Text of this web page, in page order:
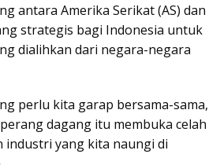
antara Amerika Serikat (AS) dan
strategis bagi Indonesia untuk
dialihkan dari negara-negara
perlu kita garap bersama-sama,
dagang itu membuka celah
industri yang kita naungi di